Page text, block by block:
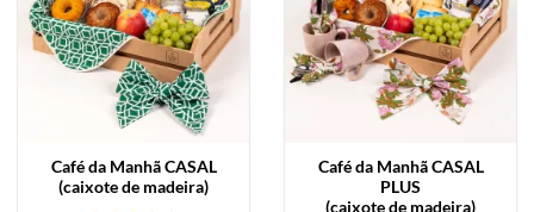
Café da ManhãCASAL
(caixote de madeira)
Café da ManhãCASAL
PLUS
(caixote de madeira)